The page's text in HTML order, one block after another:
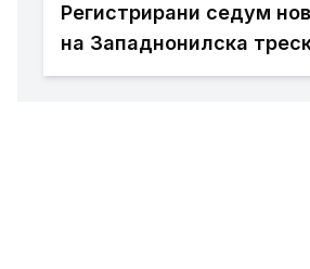
Регистрирани седум
на Западнонилска